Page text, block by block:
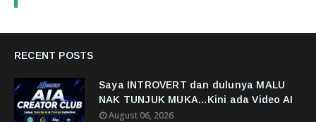
RECENT POSTS
Saya INTROVERT dan dulunya MALU
NAK TUNJUK MUKA...Kini ada Video AI
August 06, 2026